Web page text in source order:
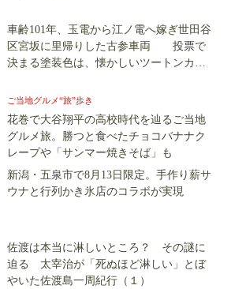
車齢101年、玉電から江ノ電へ嫁ぎ世田谷
区宮坂に里帰りした古参車両 投票で
決まる塗装色は、懐かしいツートンカラ
ご当地グルメ“旅”歩き
花巻で大谷翔平の高校時代を辿るご当地
グルメ旅。勝つと食べたチョコバナナク
レープや「サンマー焼きそば」も
新潟・五泉市で8月13日限定。手作り薪サ
ウナと行列かき氷店のコラボが実現
佐渡は本当に淋しいところ？ その謎に
迫る 太宰治が「死ぬほど淋しい」とぼ
やいた佐渡島一周紀行（１）